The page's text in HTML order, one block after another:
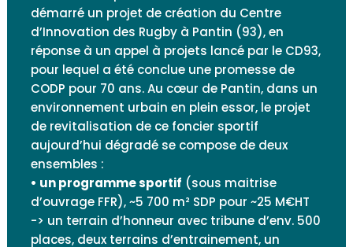
démarré un projet de création du Centre
d’Innovation des Rugby à Pantin (93), en
réponse à un appel à projets lancé par le CD93,
pour lequel a été conclue une promesse de
CODP pour 70 ans. Au cœur de Pantin, dans un
environnement urbain en plein essor, le projet
de revitalisation de ce foncier sportif
aujourd’hui dégradé se compose de deux
ensembles :
• un programme sportif (sous maitrise
d’ouvrage FFR), ~5 700 m² SDP pour ~25 M€HT
-> un terrain d’honneur avec tribune d’env. 500
places, deux terrains d’entrainement, un